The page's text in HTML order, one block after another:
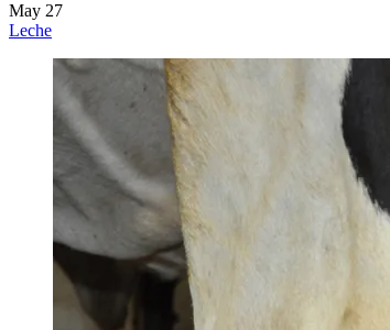
May 27
Leche